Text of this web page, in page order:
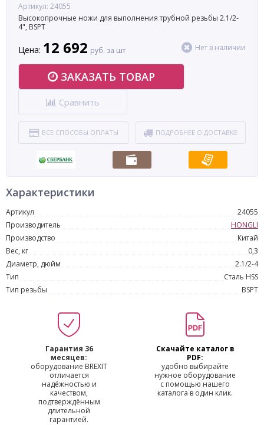
Артикул: 24055
Высокопрочные ножи для выполнения трубной резьбы 2.1/2-
4", BSPT
Цена: 12 692 руб. за шт Нет в наличии
ЗАКАЗАТЬ ТОВАР
Сравнить
ВСЕ СПОСОБЫ ОПЛАТЫ ПОДРОБНЕЕ О ДОСТАВКЕ
Характеристики
Артикул
24055
Производитель
HONGLI
Производство
Китай
Вес, кг
0,3
Диаметр, дюйм
2.1/2-4
Тип
Сталь HSS
Тип резьбы
BSPT
Гарантия 36
месяцев:
оборудование BREXIT
отличается
надёжностью и
качеством,
подтверждённым
длительной
гарантией.
Скачайте каталог в
PDF:
удобно выбирайте
нужное оборудование
с помощью нашего
каталога в один клик.